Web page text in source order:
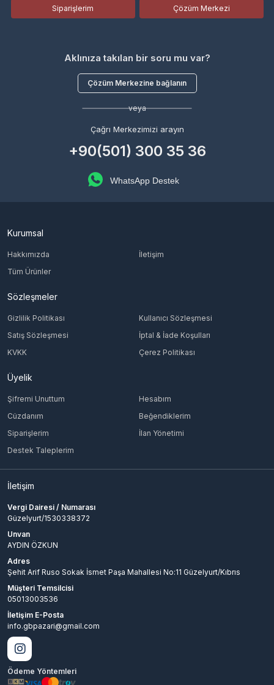
Siparişlerim Çözüm Merkezi
Aklınıza takılan bir soru mu var?
Çözüm Merkezine bağlanın
veya
Çağrı Merkezimizi arayın
+90(501) 300 35 36
WhatsApp Destek
Kurumsal
Hakkımızda
İletişim
Tüm Ürünler
Sözleşmeler
Gizlilik Politikası
Kullanıcı Sözleşmesi
Satış Sözleşmesi
İptal & İade Koşulları
KVKK
Çerez Politikası
Üyelik
Şifremi Unuttum
Hesabım
Cüzdanım
Beğendiklerim
Siparişlerim
İlan Yönetimi
Destek Taleplerim
İletişim
Vergi Dairesi / Numarası
Güzelyurt/1530338372
Unvan
AYDIN ÖZKUN
Adres
Şehit Arif Ruso Sokak İsmet Paşa Mahallesi No:11 Güzelyurt/Kıbrıs
Müşteri Temsilcisi
05013003536
İletişim E-Posta
info.gbpazari@gmail.com
Ödeme Yöntemleri